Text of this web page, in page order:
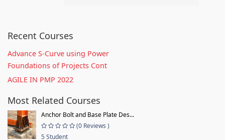
Recent Courses
Advance S-Curve using Power
Foundations of Projects Cont
AGILE IN PMP 2022
Most Related Courses
Anchor Bolt and Base Plate Des...
(0 Reviews )
5 Student